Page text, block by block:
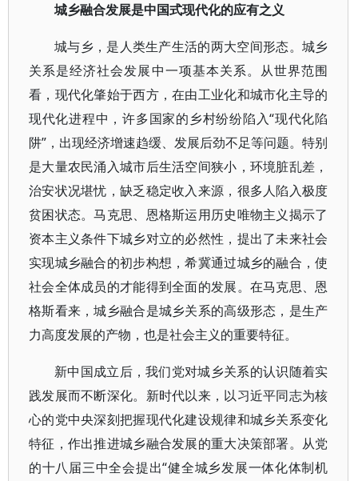
城乡融合发展是中国式现代化的应有之义
城与乡，是人类生产生活的两大空间形态。城乡
关系是经济社会发展中一项基本关系。从世界范围
看，现代化肇始于西方，在由工业化和城市化主导的
现代化进程中，许多国家的乡村纷纷陷入“现代化陷
阱”，出现经济增速趋缓、发展后劲不足等问题。特别
是大量农民涌入城市后生活空间狭小，环境脏乱差，
治安状况堪忧，缺乏稳定收入来源，很多人陷入极度
贫困状态。马克思、恩格斯运用历史唯物主义揭示了
资本主义条件下城乡对立的必然性，提出了未来社会
实现城乡融合的初步构想，希冀通过城乡的融合，使
社会全体成员的才能得到全面的发展。在马克思、恩
格斯看来，城乡融合是城乡关系的高级形态，是生产
力高度发展的产物，也是社会主义的重要特征。
新中国成立后，我们党对城乡关系的认识随着实
践发展而不断深化。新时代以来，以习近平同志为核
心的党中央深刻把握现代化建设规律和城乡关系变化
特征，作出推进城乡融合发展的重大决策部署。从党
的十八届三中全会提出“健全城乡发展一体化体制机